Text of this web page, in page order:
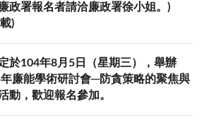
政署報名者請洽廉政署徐小姐。)
)
於104年8月5日（星期三），舉辦
年廉能學術研討會─防貪策略的聚焦與
動，歡迎報名參加。